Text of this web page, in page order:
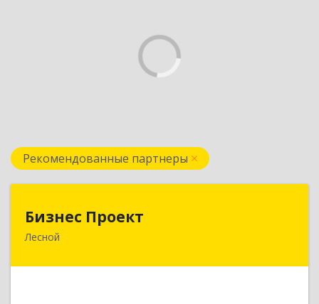
Рекомендованные партнеры
Бизнес Проект
Лесной
624200, Свердловская обл, Лесной г, Сиротина